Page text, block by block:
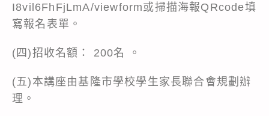
I8vil6FhFjLmA/viewform或掃描海報QRcode填
寫報名表單。
(四)招收名額： 200名 。
(五)本講座由基隆市學校學生家長聯合會規劃辦
理。